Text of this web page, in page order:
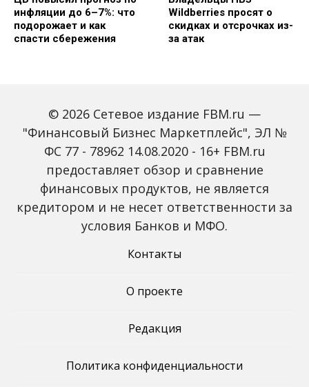
инфляции до 6–7%: что
подорожает и как
спасти сбережения
Wildberries просят о
скидках и отсрочках из-
за атак
Объем наличных у
россиян в июле вырос
на 43%: что стоит за
рекордным спросом на
С 2027 года ИНН станет
банковских счетов
россиян: что изменится
© 2026 Сетевое издание FBM.ru —
"Финансовый Бизнес Маркетплейс", ЭЛ №
ФС 77 - 78962 14.08.2020 - 16+ FBM.ru
предоставляет обзор и сравнение
финансовых продуктов, не является
кредитором и не несет ответственности за
условия Банков и МФО.
Контакты
О проекте
Редакция
Политика конфиденциальности